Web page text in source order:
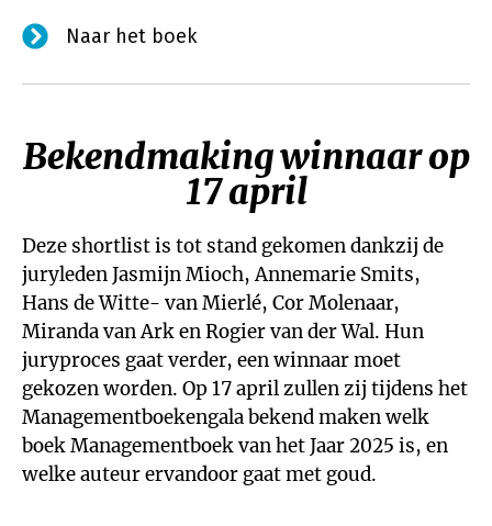
Naar het boek
Bekendmaking winnaar op
17 april
Deze shortlist is tot stand gekomen dankzij de
juryleden Jasmijn Mioch, Annemarie Smits,
Hans de Witte- van Mierlé, Cor Molenaar,
Miranda van Ark en Rogier van der Wal. Hun
juryproces gaat verder, een winnaar moet
gekozen worden. Op 17 april zullen zij tijdens het
Managementboekengala bekend maken welk
boek Managementboek van het Jaar 2025 is, en
welke auteur ervandoor gaat met goud.